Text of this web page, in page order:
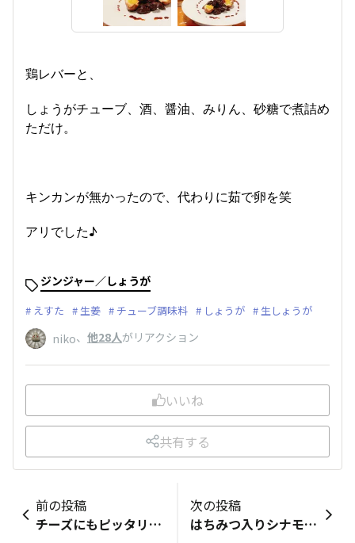
鶏レバーと、
しょうがチューブ、酒、醤油、みりん、砂糖で煮詰め
ただけ。
キンカンが無かったので、代わりに茹で卵を笑
アリでした♪
ジンジャー／しょうが
えすた 生姜 チューブ調味料 しょうが 生しょうが
niko、 他28人がリアクション
いいね
共有する
前の投稿
チーズにもピッタリ♪「ペッパーミックス」
次の投稿
はちみつ入りシナモンミルク